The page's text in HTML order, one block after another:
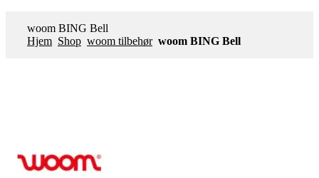
woom BING Bell
Hjem Shop woom tilbehør woom BING Bell